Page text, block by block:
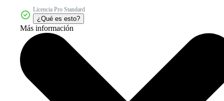
Licencia Pro Standard
¿Qué es esto?
Más información